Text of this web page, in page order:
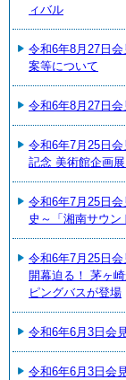
ィバル
令和6年8月27日
案等について
令和6年8月27日
令和6年7月25日
記念 美術館企画
令和6年7月25日
史～「湘南サウン
令和6年7月25日
開幕迫る！ 茅ヶ
ピングバスが登場
令和6年6月3日会
令和6年6月3日会